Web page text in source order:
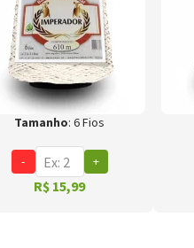
Tamanho: 6 Fios
- +
R$ 15,99